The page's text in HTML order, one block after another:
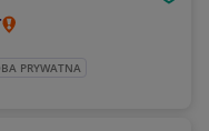
PRYWATNA